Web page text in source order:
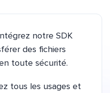
notre SDK
des fichiers
toute sécurité.
tous les usages et